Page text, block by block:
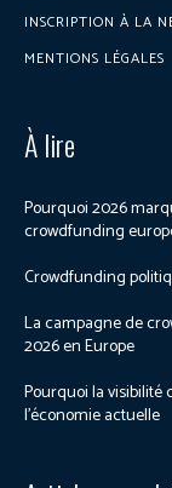
INSCRIPTION À LA
MENTIONS LÉGALES
À lire
Pourquoi 2026
crowdfunding
Crowdfunding
La campagne de
2026 en Europe
Pourquoi la
l’économie actuelle